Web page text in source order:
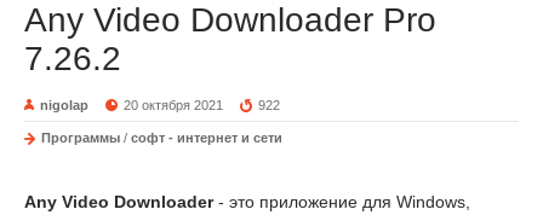
Any Video Downloader Pro
7.26.2
nigolap 20 октября 2021 922
Программы / софт - интернет и сети
Any Video Downloader- это приложение для Windows,